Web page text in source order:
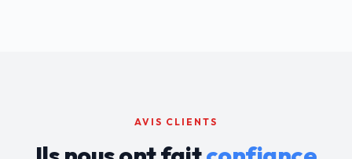
AVIS CLIENTS